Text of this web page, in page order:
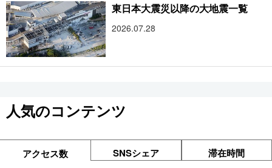
東日本大震災以降の大地震一覧
2026.07.28
人気のコンテンツ
アクセス数 SNSシェア 滞在時間